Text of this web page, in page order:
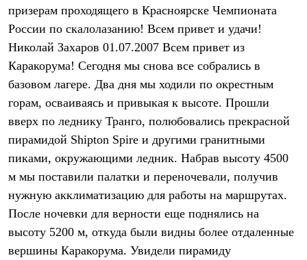
Куртки
Флисовая одежда
Куртки
Брюки
Комбинезоны
Термобелье
Снаряжение
Палатки и тенты
Палатки
Тенты
Аксессуары для палаток
Рюкзаки
Легкоходные
Альпинистские
Городские
Аксессуары для рюкзаков
Спальные мешки
призерам проходящего в Красноярске Чемпионата
России по скалолазанию! Всем привет и удачи!
Николай Захаров 01.07.2007 Всем привет из
Каракорума! Сегодня мы снова все собрались в
базовом лагере. Два дня мы ходили по окрестным
горам, осваиваясь и привыкая к высоте. Прошли
вверх по леднику Транго, полюбовались прекрасной
пирамидой Shipton Spire и другими гранитными
пиками, окружающими ледник. Набрав высоту 4500
м мы поставили палатки и переночевали, получив
нужную акклиматизацию для работы на маршрутах.
После ночевки для верности еще поднялись на
высоту 5200 м, откуда были видны более отдаленные
вершины Каракорума. Увидели пирамиду